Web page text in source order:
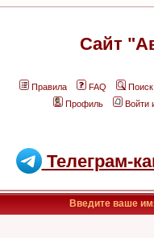
Сайт
Правила FAQ
Поиск
Профиль
Войти
Телеграм-
Введите ваше